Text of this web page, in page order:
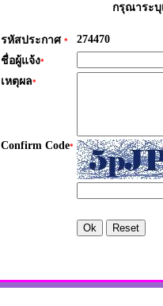
กรุณาระบุ
รหัสประกาศ *
274470
ชื่อผู้แจ้ง*
เหตุผล*
Confirm Code*